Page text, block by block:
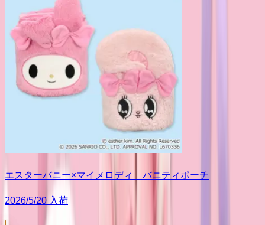
エスターバニー×マイメロディ バニティポーチ
2026/5/20 入荷